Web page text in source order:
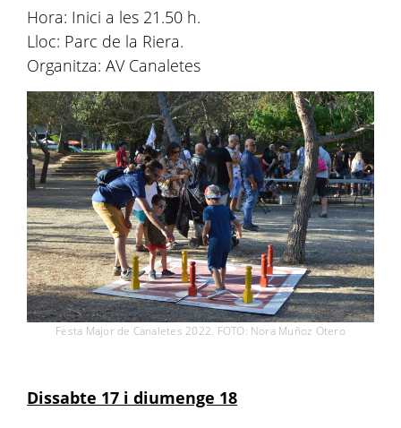
Hora: Inici a les 21.50 h.
Lloc: Parc de la Riera.
Organitza: AV Canaletes
Festa Major de Canaletes 2022. FOTO: Nora Muñoz Otero
Dissabte 17 i diumenge 18